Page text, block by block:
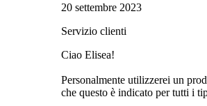
20 settembre 2023
Servizio clienti
Ciao Elisea!
Personalmente utilizzerei un
che questo è indicato per tutti i